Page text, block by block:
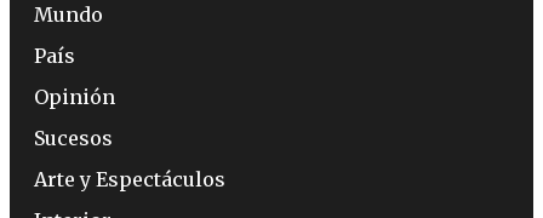
Mundo
País
Opinión
Sucesos
Arte y Espectáculos